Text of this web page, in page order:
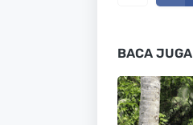
BACA JUGA